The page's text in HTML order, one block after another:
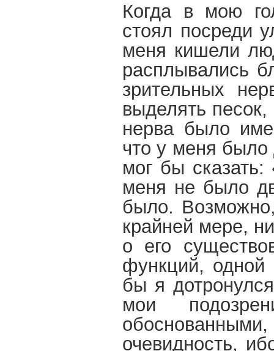
Когда в мою
стоял посреди
меня кишели
расплывались
зрительных
выделять
нерва было
что у меня было
мог бы
меня не было
было.
крайней мере,
о его
функций,
бы я
мои
очевидность,